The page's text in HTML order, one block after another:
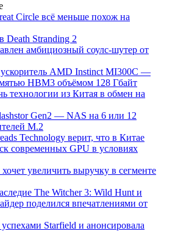
Circle всё меньше похож на
Death Stranding 2
амбициозный соулс-шутер от
ускоритель AMD Instinct MI300C —
HBM3 объёмом 128 Гбайт
технологии из Китая в обмен на
Gen2 — NAS на 6 или 12
M.2
Technology верит, что в Китае
современных GPU в условиях
увеличить выручку в сегменте
The Witcher 3: Wild Hunt и
поделился впечатлениями от
успехами Starfield и анонсировала